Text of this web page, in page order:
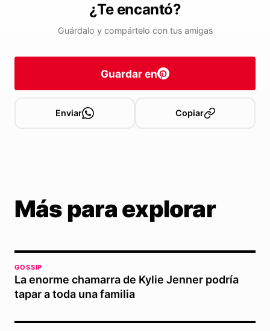
¿Te encantó?
Guárdalo y compártelo con tus amigas
Guardar en
Enviar Copiar
Más para explorar
GOSSIP
La enorme chamarra de Kylie Jenner podría
tapar a toda una familia